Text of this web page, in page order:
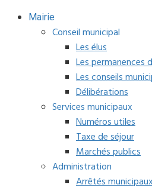
Mairie
Conseil municipal
Les élus
Les permanences
Les conseils
Délibérations
Services municipaux
Numéros utiles
Taxe de séjour
Marchés publics
Administration
Arrêtés